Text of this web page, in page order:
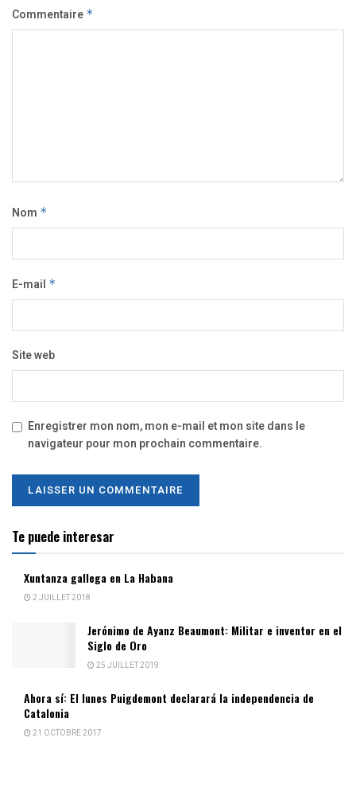
Commentaire *
Nom *
E-mail *
Site web
Enregistrer mon nom, mon e-mail et mon site dans le
navigateur pour mon prochain commentaire.
Te puede interesar
Xuntanza gallega en La Habana
2 JUILLET 2018
Jerónimo de Ayanz Beaumont: Militar e inventor en el
Siglo de Oro
25 JUILLET 2019
Ahora sí: El lunes Puigdemont declarará la independencia de
Catalonia
21 OCTOBRE 2017